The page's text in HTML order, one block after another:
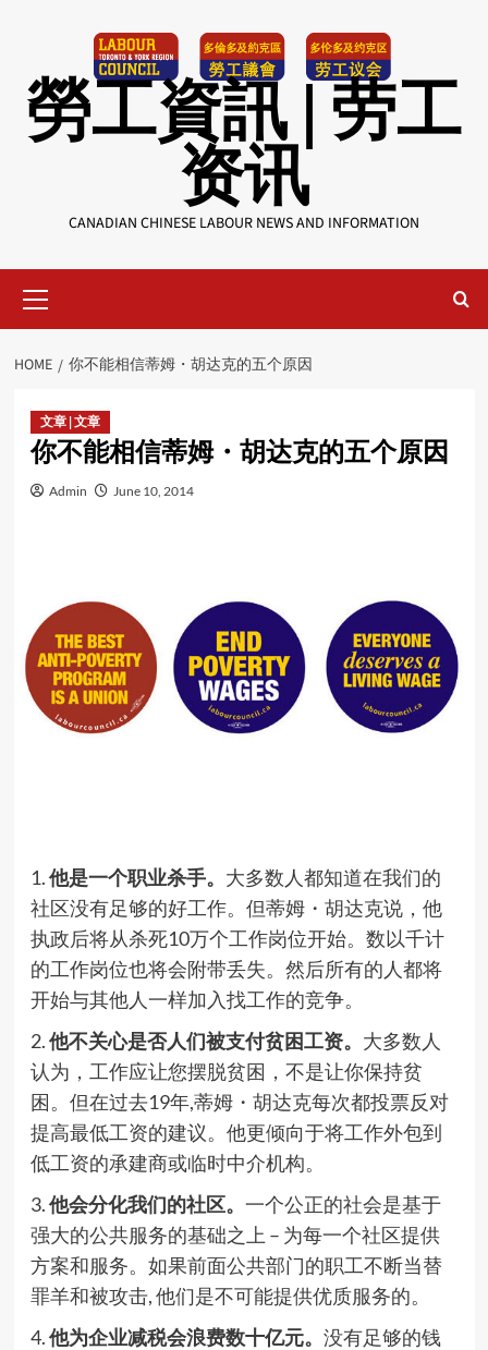
勞工資訊 | 劳工
资讯
CANADIAN CHINESE LABOUR NEWS AND INFORMATION
Menu
HOME 你不能相信蒂姆・胡达克的五个原因
文章 | 文章
你不能相信蒂姆・胡达克的五个原因
Admin June 10, 2014
1.他是一个职业杀手。 大多数人都知道在我们的
社区没有足够的好工作。但蒂姆・胡达克说，他
执政后将从杀死10万个工作岗位开始。数以千计
的工作岗位也将会附带丢失。然后所有的人都将
开始与其他人一样加入找工作的竞争。
2.他不关心是否人们被支付贫困工资。 大多数人
认为，工作应让您摆脱贫困，不是让你保持贫
困。但在过去19年,蒂姆・胡达克每次都投票反对
提高最低工资的建议。他更倾向于将工作外包到
低工资的承建商或临时中介机构。
3.他会分化我们的社区。 一个公正的社会是基于
强大的公共服务的基础之上 – 为每一个社区提供
方案和服务。如果前面公共部门的职工不断当替
罪羊和被攻击, 他们是不可能提供优质服务的。
4.他为企业减税会浪费数十亿元。 没有足够的钱